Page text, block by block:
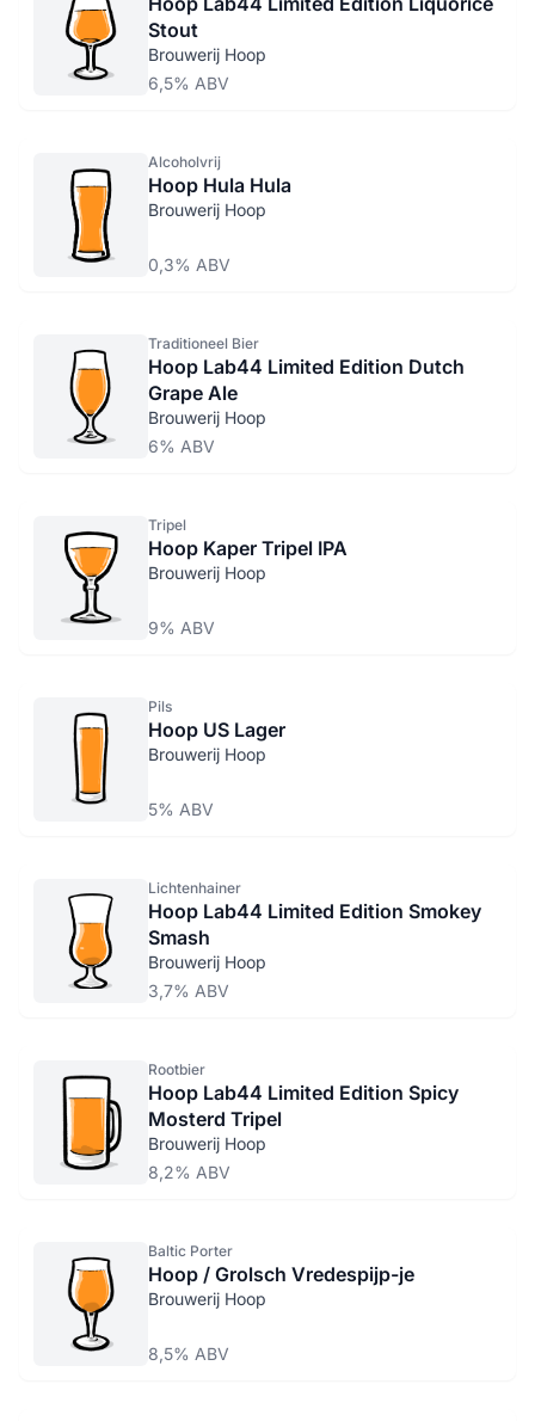
Stout
Brouwerij Hoop
6,5% ABV
Alcoholvrij
Hoop Hula Hula
Brouwerij Hoop
0,3% ABV
Traditioneel Bier
Hoop Lab44 Limited Edition Dutch
Grape Ale
Brouwerij Hoop
6% ABV
Tripel
Hoop Kaper Tripel IPA
Brouwerij Hoop
9% ABV
Pils
Hoop US Lager
Brouwerij Hoop
5% ABV
Lichtenhainer
Hoop Lab44 Limited Edition Smokey
Smash
Brouwerij Hoop
3,7% ABV
Rootbier
Hoop Lab44 Limited Edition Spicy
Mosterd Tripel
Brouwerij Hoop
8,2% ABV
Baltic Porter
Hoop / Grolsch Vredespijp-je
Brouwerij Hoop
8,5% ABV